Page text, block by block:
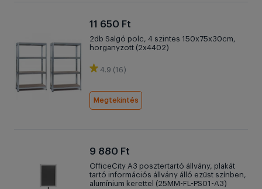
11 650 Ft
2db Salgó polc, 4 szintes 150x75x30cm,
horganyzott (2x4402)
4.9 (16)
Megtekintés
9 880 Ft
OfficeCity A3 posztertartó állvány, plakát
tartó információs állvány álló ezüst színben,
alumínium kerettel (25MM-FL-PS01-A3)